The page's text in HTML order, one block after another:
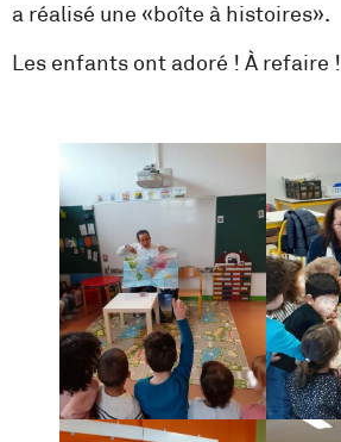
a réalisé une «boîte à histoires».
Les enfants ont adoré ! À refaire !